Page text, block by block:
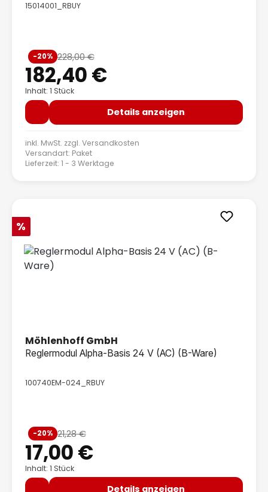
15014001_RBUY
Verkaufspreis:
182,40 €
Regulärer Preis:
228,00 €
-20%
Inhalt: 1 Stück
Details anzeigen
inkl. MwSt. zzgl. Versandkosten
Versandart: Paket
Lieferzeit: 1 - 3 Werktage
Rabatt
%
Möhlenhoff GmbH
Reglermodul Alpha-Basis 24 V (AC) (B-Ware)
100740EM-024_RBUY
Verkaufspreis:
17,00 €
Regulärer Preis:
21,28 €
-20%
Inhalt: 1 Stück
Details anzeigen